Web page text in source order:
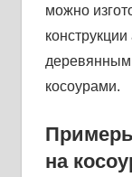
можно
деревянным
косоурами.
на